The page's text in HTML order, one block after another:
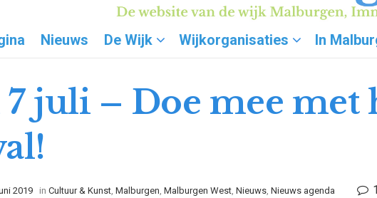
Nieuws De Wijk Wijkorganisaties In
juli – Doe mee met
2019 in Cultuur & Kunst, Malburgen, Malburgen West, Nieuws, Nieuws agenda 1